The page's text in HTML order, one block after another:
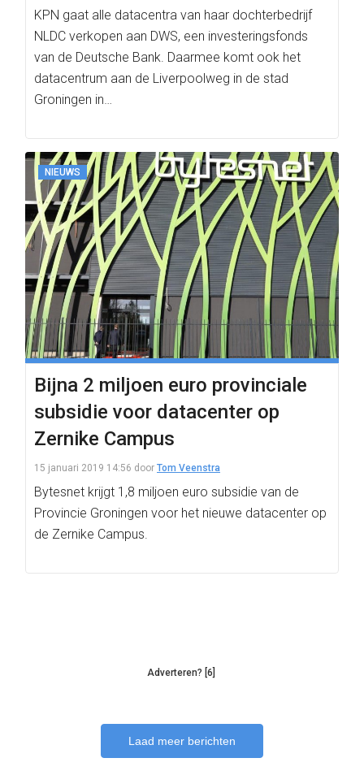
KPN gaat alle datacentra van haar dochterbedrijf
NLDC verkopen aan DWS, een investeringsfonds
van de Deutsche Bank. Daarmee komt ook het
datacentrum aan de Liverpoolweg in de stad
Groningen in…
NIEUWS
Bijna 2 miljoen euro provinciale
subsidie voor datacenter op
Zernike Campus
15 januari 2019 14:56 door Tom Veenstra
Bytesnet krijgt 1,8 miljoen euro subsidie van de
Provincie Groningen voor het nieuwe datacenter op
de Zernike Campus.
Adverteren? [6]
Laad meer berichten